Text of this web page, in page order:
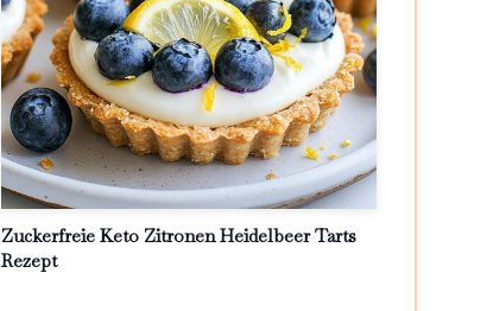
Zuckerfreie Keto Zitronen Heidelbeer Tarts
Rezept